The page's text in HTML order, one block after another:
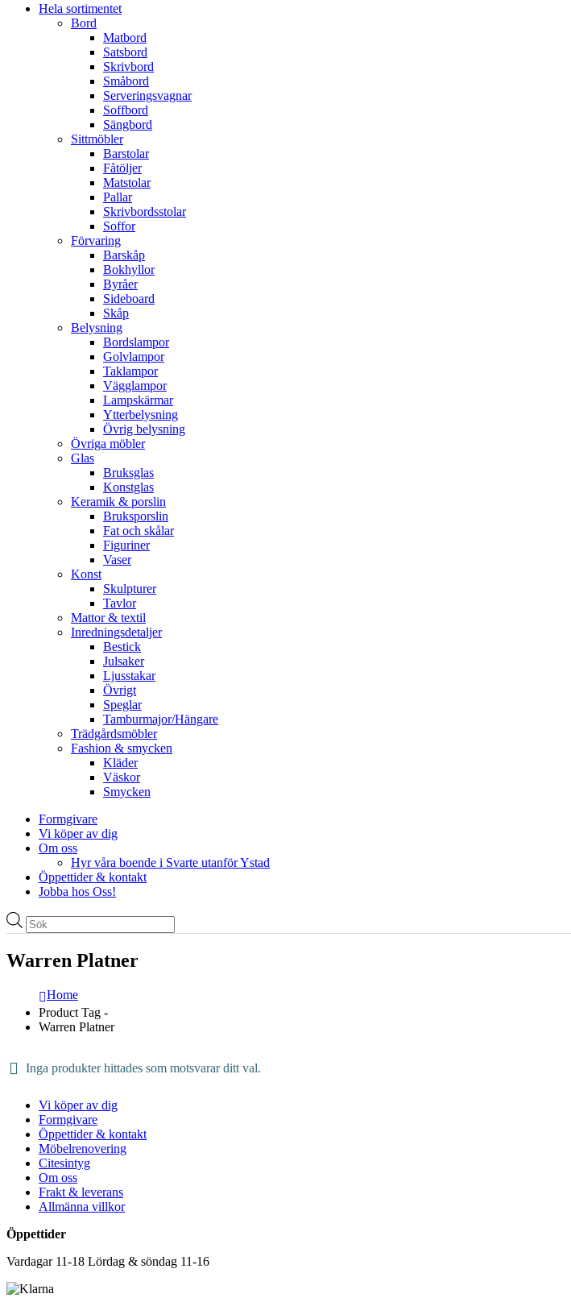
Hela sortimentet
Bord
Matbord
Satsbord
Skrivbord
Småbord
Serveringsvagnar
Soffbord
Sängbord
Sittmöbler
Barstolar
Fåtöljer
Matstolar
Pallar
Skrivbordsstolar
Soffor
Förvaring
Barskåp
Bokhyllor
Byråer
Sideboard
Skåp
Belysning
Bordslampor
Golvlampor
Taklampor
Vägglampor
Lampskärmar
Ytterbelysning
Övrig belysning
Övriga möbler
Glas
Bruksglas
Konstglas
Keramik & porslin
Bruksporslin
Fat och skålar
Figuriner
Vaser
Konst
Skulpturer
Tavlor
Mattor & textil
Inredningsdetaljer
Bestick
Julsaker
Ljusstakar
Övrigt
Speglar
Tamburmajor/Hängare
Trädgårdsmöbler
Fashion & smycken
Kläder
Väskor
Smycken
Formgivare
Vi köper av dig
Om oss
Hyr våra boende i Svarte utanför Ystad
Öppettider & kontakt
Jobba hos Oss!
Produktsökning
Warren Platner
Home
Product Tag -
Warren Platner
Inga produkter hittades som motsvarar ditt val.
Vi köper av dig
Formgivare
Öppettider & kontakt
Möbelrenovering
Citesintyg
Om oss
Frakt & leverans
Allmänna villkor
Öppettider
Vardagar 11-18 Lördag & söndag 11-16